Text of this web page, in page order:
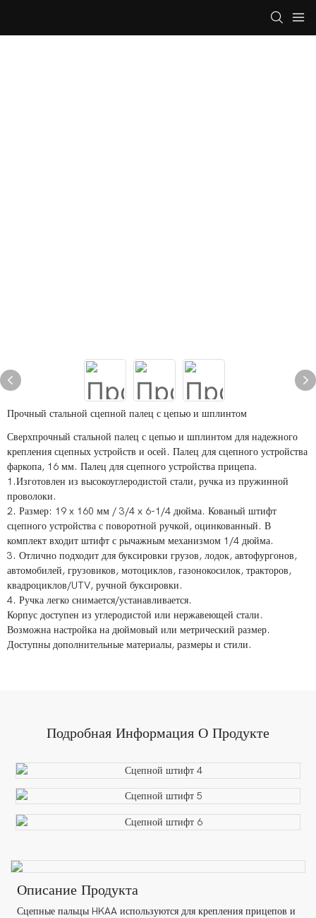
Прочный стальной сцепной палец с цепью и шплинтом
Сверхпрочный стальной палец с цепью и шплинтом для надежного
крепления сцепных устройств и осей. Палец для сцепного устройства
фаркопа, 16 мм. Палец для сцепного устройства прицепа.
1.Изготовлен из высокоуглеродистой стали, ручка из пружинной
проволоки.
2. Размер: 19 x 160 мм / 3/4 x 6-1/4 дюйма. Кованый штифт
сцепного устройства с поворотной ручкой, оцинкованный. В
комплект входит штифт с рычажным механизмом 1/4 дюйма.
3. Отлично подходит для буксировки грузов, лодок, автофургонов,
автомобилей, грузовиков, мотоциклов, газонокосилок, тракторов,
квадроциклов/UTV, ручной буксировки.
4. Ручка легко снимается/устанавливается.
Корпус доступен из углеродистой или нержавеющей стали.
Возможна настройка на дюймовый или метрический размер.
Доступны дополнительные материалы, размеры и стили.
Подробная Информация О Продукте
Описание Продукта
Сцепные пальцы HKAA используются для крепления прицепов и